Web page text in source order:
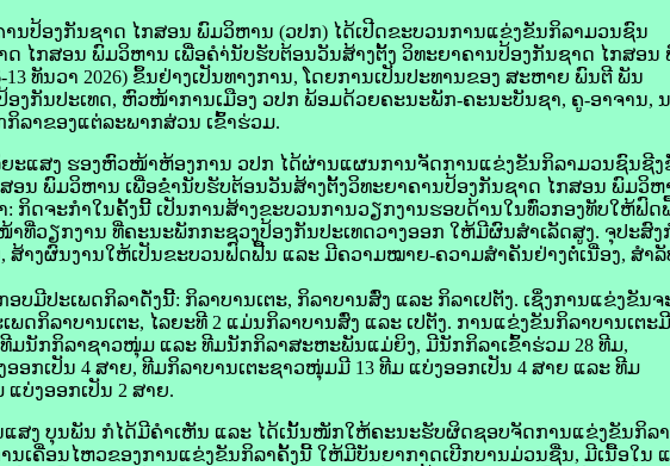
ານປ້ອງກັນຊາດ ໄກສອນ ພົມວິຫານ (ວປກ) ໄດ້ເປີດຂະບວນການແຂ່ງຂັນກິລາມວນຊົນ
ໄກສອນ ພົມວິຫານ ເພື່ອຄຳ່ນັບຮັບຕ້ອນວັນສ້າງຕັ້ງ ວິທະຍາຄານປ້ອງກັນຊາດ ໄກສອນ
13 ທັນວາ 2026) ຂຶ້ນຢ່າງເປັນທາງການ, ໂດຍການເປັນປະທານຂອງ ສະຫາຍ ພົນຕີ ພັນ
ງກັນປະເທດ, ຫົວໜ້າການເມືອງ ວປກ ພ້ອມດ້ວຍຄະນະພັກ-ຄະນະບັນຊາ, ຄູ-ອາຈານ,
ລາຂອງແຕ່ລະພາກສ່ວນ ເຂົ້າຮ່ວມ.
ແສງ ຮອງຫົວໜ້າຫ້ອງການ ວປກ ໄດ້ຜ່ານແຜນການຈັດການແຂ່ງຂັນກິລາມວນຊົນຊີງ
ນ ພົມວິຫານ ເພື່ອຂ່ໍານັບຮັບຕ້ອນວັນສ້າງຕັ້ງວິທະຍາຄານປ້ອງກັນຊາດ ໄກສອນ ພົມວິຫ
: ກິດຈະກຳໃນຄັ້ງນີ້ ເປັນການສ້າງຂະບວນການວຽກງານຮອບດ້ານໃນທົ່ວກອງທັບໃຫ້ຟົດ
ທີ່ວຽກງານ ທີ່ຄະນະພັກກະຊວງປ້ອງກັນປະເທດວາງອອກ ໃຫ້ມີຜົນສໍາເລັດສູງ. ຈຸປະສົງ
ສ້າງຜົນງານໃຫ້ເປັນຂະບວນຟົດຟື້ນ ແລະ ມີຄວາມໝາຍ-ຄວາມສໍາຄັນຢ່າງຕໍ່ເນື່ອງ, ສຳລັ
ບມີປະເພດກິລາດັ່ງນີ້: ກິລາບານເຕະ, ກິລາບານສົ່ງ ແລະ ກິລາເປຕັງ. ເຊິ່ງການແຂ່ງຂັນຈ
ພດກິລາບານເຕະ, ໄລຍະທີ 2 ແມ່ນກິລາບານສົ່ງ ແລະ ເປຕັງ. ການແຂ່ງຂັນກິລາບານເຕະມີ
ທີມນັກກິລາຊາວໜຸ່ມ ແລະ ທີມນັກກິລາສະຫະພັນແມ່ຍິງ, ມີນັກກິລາເຂົ້າຮ່ວມ 28 ທີມ,
ອອກເປັນ 4 ສາຍ, ທີມກິລາບານເຕະຊາວໜຸ່ມມີ 13 ທີມ ແບ່ງອອກເປັນ 4 ສາຍ ແລະ ທີມ
ບ່ງອອກເປັນ 2 ສາຍ.
ສງ ບຸນພັນ ກໍໄດ້ມີຄໍາເຫັນ ແລະ ໄດ້ເນັ້ນໜັກໃຫ້ຄະນະຮັບຜິດຊອບຈັດການແຂ່ງຂັນກິລາ
ນເຄື່ອນໄຫວຂອງການແຂ່ງຂັນກິລາຄັ້ງນີ້ ໃຫ້ມີບັນຍາກາດເບີກບານມ່ວນຊື່ນ, ມີເນື້ອໃນ